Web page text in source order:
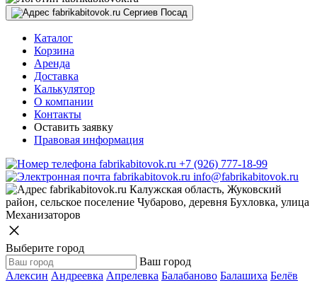
Сергиев Посад
Каталог
Корзина
Аренда
Доставка
Калькулятор
О компании
Контакты
Оставить заявку
Правовая информация
+7 (926) 777-18-99
info@fabrikabitovok.ru
Калужская область, Жуковский
район, сельское поселение Чубарово, деревня Бухловка, улица
Механизаторов
Выберите город
Ваш город
Алексин Андреевка Апрелевка Балабаново Балашиха Белёв